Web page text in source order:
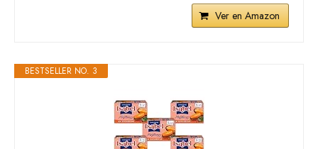
Ver en Amazon
BESTSELLER NO. 3